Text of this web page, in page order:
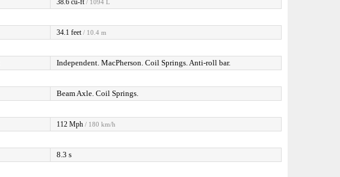
/ 1094 L
34.1 feet / 10.4 m
Independent. MacPherson. Coil Springs. Anti-roll bar.
Beam Axle. Coil Springs.
112 Mph / 180 km/h
8.3 s